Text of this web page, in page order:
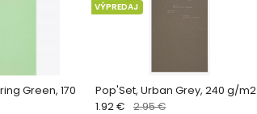
Green, 170
Pop'Set, Urban Grey, 240 g/m2
VÝPREDAJ
1.92 € 2.95 €